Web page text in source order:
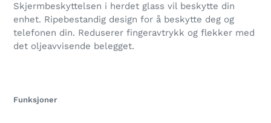
Skjermbeskyttelsen i herdet glass vil beskytte din
enhet. Ripebestandig design for å beskytte deg og
telefonen din. Reduserer fingeravtrykk og flekker med
det oljeavvisende belegget.
Funksjoner